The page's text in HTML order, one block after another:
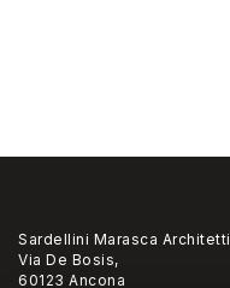
Sardellini Marasca Architetti
Via De Bosis,
60123 Ancona